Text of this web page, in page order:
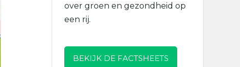
over groen en gezondheid op
een rij.
BEKIJK DE FACTSHEETS